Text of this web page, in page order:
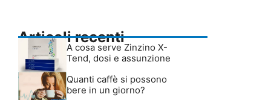
Articoli recenti
A cosa serve Zinzino X-
Tend, dosi e assunzione
Quanti caffè si possono
bere in un giorno?